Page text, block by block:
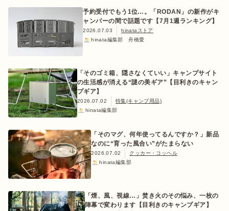
予約受付でもう1位…。「RODAN」の新作がキ
ャンパーの間で話題です【7月1週ランキング】
2026.07.03
hinataストア
hinata編集部 舟橋愛
「そのゴミ箱、隠さなくていい」キャンプサイト
の生活感が消える“謎の美ギア”【目利きのキャン
プギア】
2026.07.02
特集(キャンプ用品)
hinata編集部
「そのマグ、何年使ってるんですか？」新品
なのに“育った風合い”がたまらない
2026.07.02
クッカー・コッヘル
hinata編集部
「煙、風、視線…」焚き火のその悩み、一枚の
陣幕で変わります【目利きのキャンプギア】